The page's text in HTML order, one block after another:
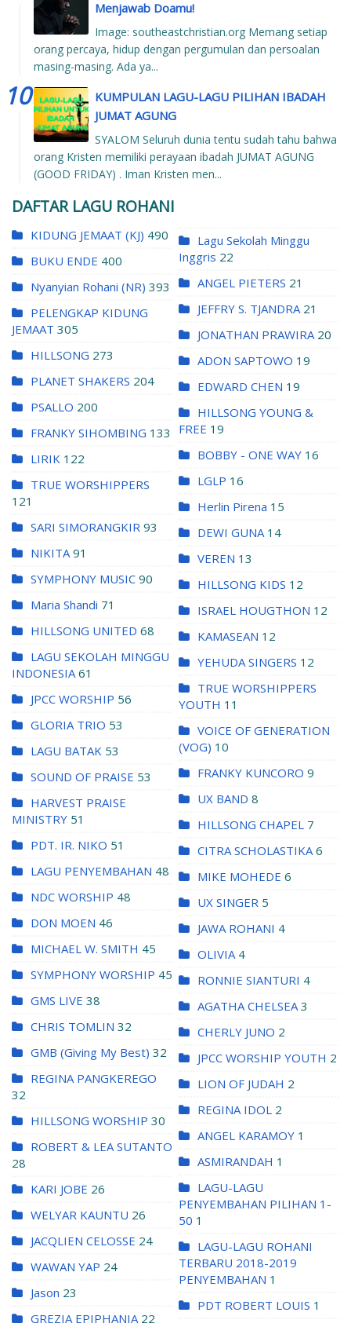
Menjawab Doamu!
Image: southeastchristian.org Memang setiap
orang percaya, hidup dengan pergumulan dan persoalan
masing-masing. Ada ya...
KUMPULAN LAGU-LAGU PILIHAN IBADAH
JUMAT AGUNG
SYALOM Seluruh dunia tentu sudah tahu bahwa
orang Kristen memiliki perayaan ibadah JUMAT AGUNG
(GOOD FRIDAY) . Iman Kristen men...
DAFTAR LAGU ROHANI
KIDUNG JEMAAT (KJ) 490
BUKU ENDE 400
Nyanyian Rohani (NR) 393
PELENGKAP KIDUNG
JEMAAT 305
HILLSONG 273
PLANET SHAKERS 204
PSALLO 200
FRANKY SIHOMBING 133
LIRIK 122
TRUE WORSHIPPERS
121
SARI SIMORANGKIR 93
NIKITA 91
SYMPHONY MUSIC 90
Maria Shandi 71
HILLSONG UNITED 68
LAGU SEKOLAH MINGGU
INDONESIA 61
JPCC WORSHIP 56
GLORIA TRIO 53
LAGU BATAK 53
SOUND OF PRAISE 53
HARVEST PRAISE
MINISTRY 51
PDT. IR. NIKO 51
LAGU PENYEMBAHAN 48
NDC WORSHIP 48
DON MOEN 46
MICHAEL W. SMITH 45
SYMPHONY WORSHIP 45
GMS LIVE 38
CHRIS TOMLIN 32
GMB (Giving My Best) 32
REGINA PANGKEREGO
32
HILLSONG WORSHIP 30
ROBERT & LEA SUTANTO
28
KARI JOBE 26
WELYAR KAUNTU 26
JACQLIEN CELOSSE 24
WAWAN YAP 24
Jason 23
GREZIA EPIPHANIA 22
Lagu Sekolah Minggu
Inggris 22
ANGEL PIETERS 21
JEFFRY S. TJANDRA 21
JONATHAN PRAWIRA 20
ADON SAPTOWO 19
EDWARD CHEN 19
HILLSONG YOUNG &
FREE 19
BOBBY - ONE WAY 16
LGLP 16
Herlin Pirena 15
DEWI GUNA 14
VEREN 13
HILLSONG KIDS 12
ISRAEL HOUGTHON 12
KAMASEAN 12
YEHUDA SINGERS 12
TRUE WORSHIPPERS
YOUTH 11
VOICE OF GENERATION
(VOG) 10
FRANKY KUNCORO 9
UX BAND 8
HILLSONG CHAPEL 7
CITRA SCHOLASTIKA 6
MIKE MOHEDE 6
UX SINGER 5
JAWA ROHANI 4
OLIVIA 4
RONNIE SIANTURI 4
AGATHA CHELSEA 3
CHERLY JUNO 2
JPCC WORSHIP YOUTH 2
LION OF JUDAH 2
REGINA IDOL 2
ANGEL KARAMOY 1
ASMIRANDAH 1
LAGU-LAGU
PENYEMBAHAN PILIHAN 1-
50 1
LAGU-LAGU ROHANI
TERBARU 2018-2019
PENYEMBAHAN 1
PDT ROBERT LOUIS 1